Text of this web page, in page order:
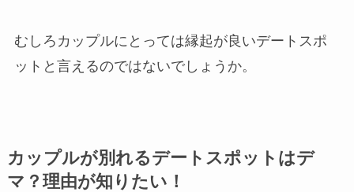
むしろカップルにとっては縁起が良いデートスポ
ットと言えるのではないでしょうか。
カップルが別れるデートスポットはデ
マ？理由が知りたい！